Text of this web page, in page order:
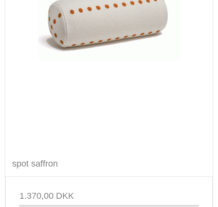
spot saffron
1.370,00 DKK